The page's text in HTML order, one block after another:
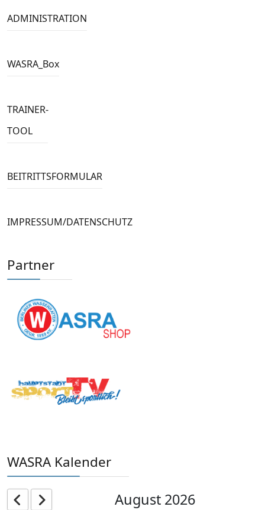
ADMINISTRATION
WASRA_Box
TRAINER-
TOOL
BEITRITTSFORMULAR
IMPRESSUM/DATENSCHUTZ
Partner
WASRA Kalender
August 2026